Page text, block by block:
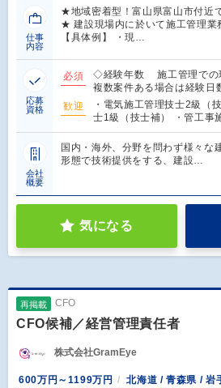
仕事
内容
★地域密着型！富山県富山市付近
★ 建設現場内に於いて施工管理業
【具体例】 ・現…
応募
資格
必須
◇経験年数 施工管理で
複数案件ある場合は経験日
歓迎
・電気施工管理技士2級（
士1級（技士補） ・管工事
会社
概要
国内・海外、分野を問わず様々な
形態で技術提供をする、建設…
気になる
再掲載 CFO
CFO候補／経営管理責任者
株式会社GramEye
600万円～1199万円
北海道 / 青森県 / 岩